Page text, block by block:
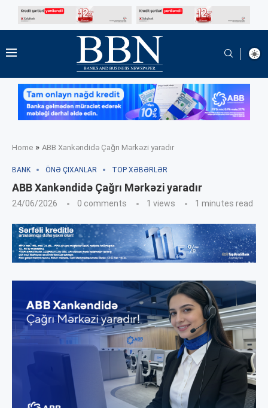
Home » ABB Xankəndidə Çağrı Mərkəzi yaradır
BANK ÖNƏ ÇIXANLAR TOP XƏBƏRLƏR
ABB Xankəndidə Çağrı Mərkəzi yaradır
24/06/2026 0 comments 1 views 1 minutes read